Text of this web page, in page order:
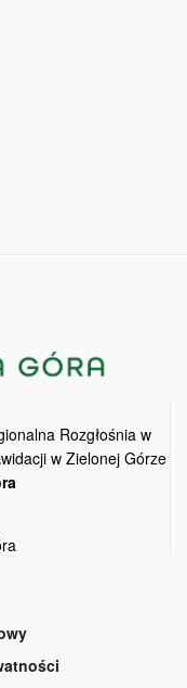
Rozgłośnia w
w Zielonej Górze